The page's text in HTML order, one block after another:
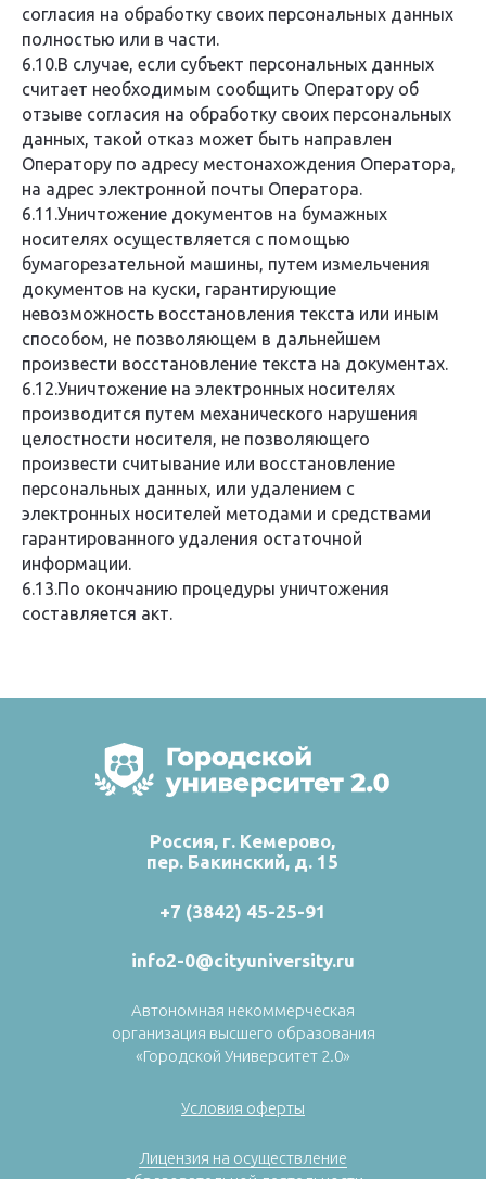
согласия на обработку своих персональных данных
полностью или в части.
6.10.В случае, если субъект персональных данных
считает необходимым сообщить Оператору об
отзыве согласия на обработку своих персональных
данных, такой отказ может быть направлен
Оператору по адресу местонахождения Оператора,
на адрес электронной почты Оператора.
6.11.Уничтожение документов на бумажных
носителях осуществляется с помощью
бумагорезательной машины, путем измельчения
документов на куски, гарантирующие
невозможность восстановления текста или иным
способом, не позволяющем в дальнейшем
произвести восстановление текста на документах.
6.12.Уничтожение на электронных носителях
производится путем механического нарушения
целостности носителя, не позволяющего
произвести считывание или восстановление
персональных данных, или удалением с
электронных носителей методами и средствами
гарантированного удаления остаточной
информации.
6.13.По окончанию процедуры уничтожения
составляется акт.
+7 (3842) 45-25-91
Россия, г. Кемерово,
пер. Бакинский, д. 15
info2-0@cityuniversity.ru
Условия оферты
Лицензия на осуществление
Автономная некоммерческая
организация высшего образования
«Городской Университет 2.0»